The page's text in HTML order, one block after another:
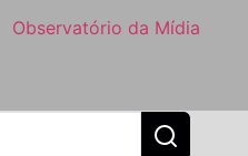
Observatório da Mídia